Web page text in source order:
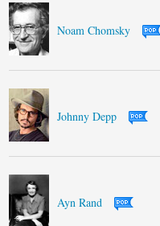
Noam Chomsky
Johnny Depp
Ayn Rand